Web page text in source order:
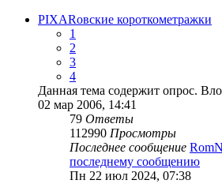
PIXARовские короткометражки
1
2
3
4
Данная тема содержит опрос.
02 мар 2006, 14:41
79 Ответы
112990 Просмотры
Последнее сообщение
последнему сообщению
Пн 22 июл 2024, 07:38